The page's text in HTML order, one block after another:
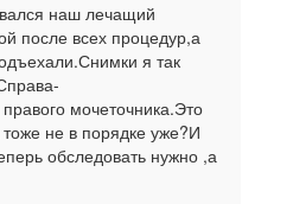
наш лечащий
после всех процедур,а
я так
мочеточника.Это
тоже не в порядке уже?И
обследовать нужно ,а